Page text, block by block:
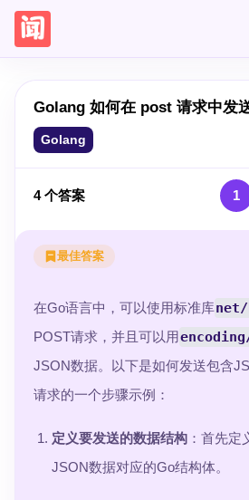
Golang 如何在 post 请求中发
Golang
4 个答案 1
最佳答案
在Go语言中，可以使用标准库
POST请求，并且可以用
JSON数据。以下是如何发送包含
请求的一个步骤示例：
定义要发送的数据结构 ：首先定
JSON数据对应的Go结构体。